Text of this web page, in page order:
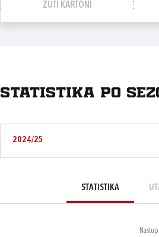
ŽUTI KARTONI
Statistika po
2024/25
STATISTIKA
Nastupi